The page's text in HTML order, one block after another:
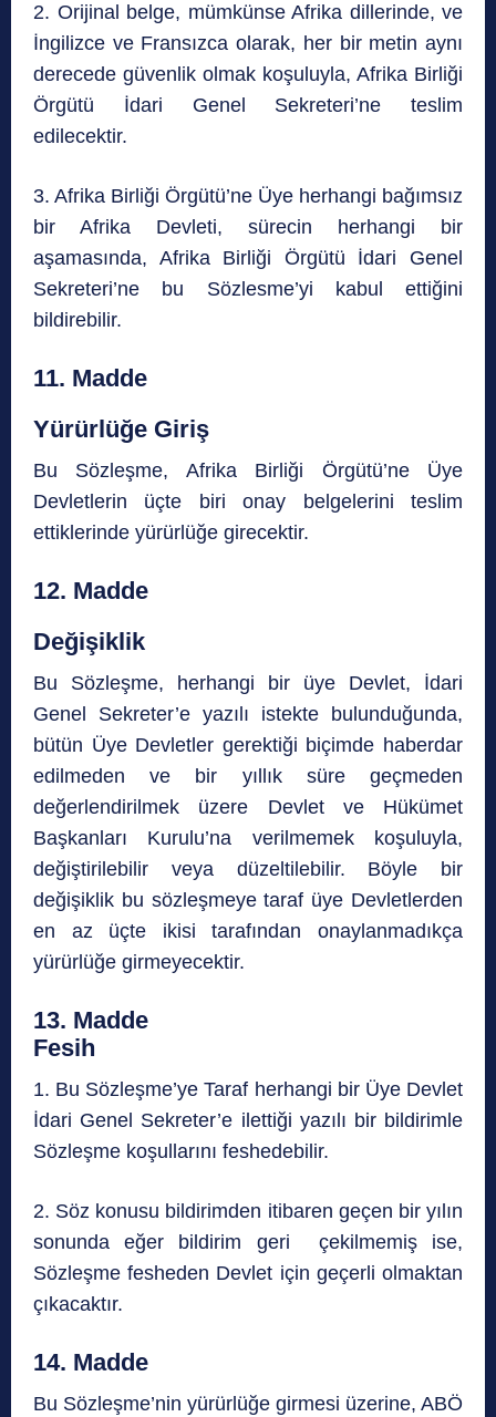
2. Orijinal belge, mümkünse Afrika dillerinde, ve
İngilizce ve Fransızca olarak, her bir metin aynı
derecede güvenlik olmak koşuluyla, Afrika Birliği
Örgütü İdari Genel Sekreteri’ne teslim
edilecektir.
3. Afrika Birliği Örgütü’ne Üye herhangi bağımsız
bir Afrika Devleti, sürecin herhangi bir
aşamasında, Afrika Birliği Örgütü İdari Genel
Sekreteri’ne bu Sözlesme’yi kabul ettiğini
bildirebilir.
11. Madde
Yürürlüğe Giriş
Bu Sözleşme, Afrika Birliği Örgütü’ne Üye
Devletlerin üçte biri onay belgelerini teslim
ettiklerinde yürürlüğe girecektir.
12. Madde
Değişiklik
Bu Sözleşme, herhangi bir üye Devlet, İdari
Genel Sekreter’e yazılı istekte bulunduğunda,
bütün Üye Devletler gerektiği biçimde haberdar
edilmeden ve bir yıllık süre geçmeden
değerlendirilmek üzere Devlet ve Hükümet
Başkanları Kurulu’na verilmemek koşuluyla,
değiştirilebilir veya düzeltilebilir. Böyle bir
değişiklik bu sözleşmeye taraf üye Devletlerden
en az üçte ikisi tarafından onaylanmadıkça
yürürlüğe girmeyecektir.
13. Madde
Fesih
1. Bu Sözleşme’ye Taraf herhangi bir Üye Devlet
İdari Genel Sekreter’e ilettiği yazılı bir bildirimle
Sözleşme koşullarını feshedebilir.
2. Söz konusu bildirimden itibaren geçen bir yılın
sonunda eğer bildirim geri çekilmemiş ise,
Sözleşme fesheden Devlet için geçerli olmaktan
çıkacaktır.
14. Madde
Bu Sözleşme’nin yürürlüğe girmesi üzerine, ABÖ